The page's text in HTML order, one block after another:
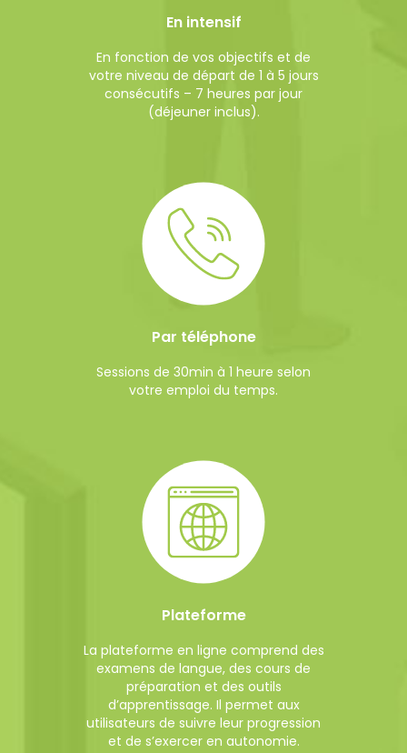
En intensif
En fonction de vos objectifs et de
votre niveau de départ de 1 à 5 jours
consécutifs – 7 heures par jour
(déjeuner inclus).
Par téléphone
Sessions de 30min à 1 heure selon
votre emploi du temps.
Plateforme
La plateforme en ligne comprend des
examens de langue, des cours de
préparation et des outils
d’apprentissage. Il permet aux
utilisateurs de suivre leur progression
et de s’exercer en autonomie.